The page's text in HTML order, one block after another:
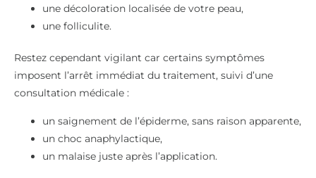
une décoloration localisée de votre peau,
une folliculite.
Restez cependant vigilant car certains symptômes
imposent l’arrêt immédiat du traitement, suivi d’une
consultation médicale :
un saignement de l’épiderme, sans raison apparente,
un choc anaphylactique,
un malaise juste après l’application.